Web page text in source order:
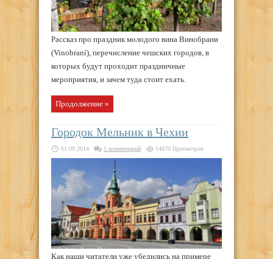
Рассказ про праздник молодого вина Винобрани
(Vinobraní), перечисление чешских городов, в
которых будут проходит праздничные
мероприятия, и зачем туда стоит ехать.
Продолжение »
Городок Мельник в Чехии
01.09.2014 1 комментарий 14870 Просмотров
Как наши читатели уже убедились на примере